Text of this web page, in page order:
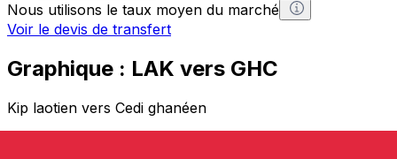
Nous utilisons le taux moyen du marché
Voir le devis de transfert
Graphique : LAK vers GHC
Kip laotien vers Cedi ghanéen